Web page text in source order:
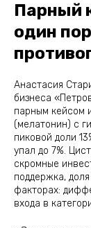
Парный
один
Анастасия
бизнеса
парным кейсом
(мелатонин) с
пиковой доли
упал до 7%.
скромные
поддержка,
факторах:
входа в